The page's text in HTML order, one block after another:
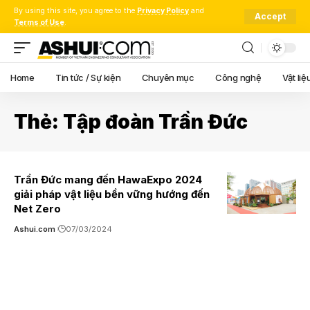
By using this site, you agree to the Privacy Policy and
Terms of Use.
Accept
Home Tin tức / Sự kiện Chuyên mục Công nghệ Vật
Thẻ: Tập đoàn Trần Đức
Trần Đức mang đến HawaExpo 2024
giải pháp vật liệu bền vững hướng đến
Net Zero
Ashui.com 07/03/2024